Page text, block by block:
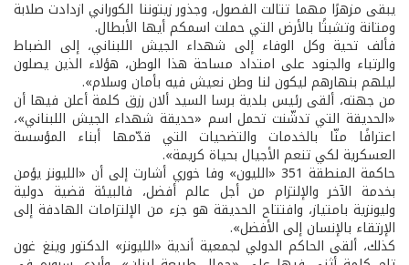
يبقى مزهرًا مهما تتالت الفصول، وجذور زيتوننا الكوراني ازدادت صلابة
ومتانة وتشبثًا بالأرض التي حملت اسمكم أيها الأبطال.
فألف تحية وكل الوفاء إلى شهداء الجيش اللبناني، إلى الضباط
والرتباء والجنود على امتداد مساحة هذا الوطن، هؤلاء الذين يصلون
ليلهم بنهارهم ليكون لنا وطن نعيش فيه بأمان وسلام».
من جهته، ألقى رئيس بلدية برسا السيد ألان رزق كلمة أعلن فيها أن
«الحديقة التي تدشّنت تحمل اسم «حديقة شهداء الجيش اللبناني»،
اعترافًا منّا بالخدمات والتضحيات التي قدّمها أبناء المؤسسة
العسكرية لكي تنعم الأجيال بحياة كريمة».
حاكمة المنطقة 351 «الليون» وفا خوري أشارت إلى أن «الليونز يؤمن
بخدمة الآخر والإلتزام من أجل عالم أفضل، فالبيئة قضية دولية
وليونزية بامتياز، وافتتاح الحديقة هو جزء من الإلتزامات الهادفة إلى
الإرتقاء بالإنسان إلى الأفضل».
كذلك، ألقى الحاكم الدولي لجمعية أندية «الليونز» الدكتور وينغ غون